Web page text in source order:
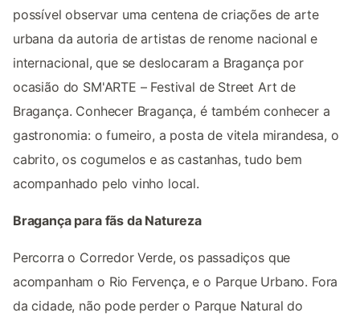
possível observar uma centena de criações de arte
urbana da autoria de artistas de renome nacional e
internacional, que se deslocaram a Bragança por
ocasião do SM'ARTE – Festival de Street Art de
Bragança. Conhecer Bragança, é também conhecer a
gastronomia: o fumeiro, a posta de vitela mirandesa, o
cabrito, os cogumelos e as castanhas, tudo bem
acompanhado pelo vinho local.
Bragança para fãs da Natureza
Percorra o Corredor Verde, os passadiços que
acompanham o Rio Fervença, e o Parque Urbano. Fora
da cidade, não pode perder o Parque Natural do